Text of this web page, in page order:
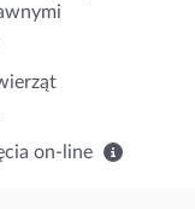
on-line